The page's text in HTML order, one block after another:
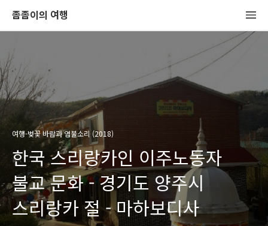
좀좀이의 여행
여행-벚꽃 바람과 염불소리 (2018)
한국 스리랑카인 이주노동자
불교 문화 - 경기도 양주시
스리랑카 절 - 마하보디사